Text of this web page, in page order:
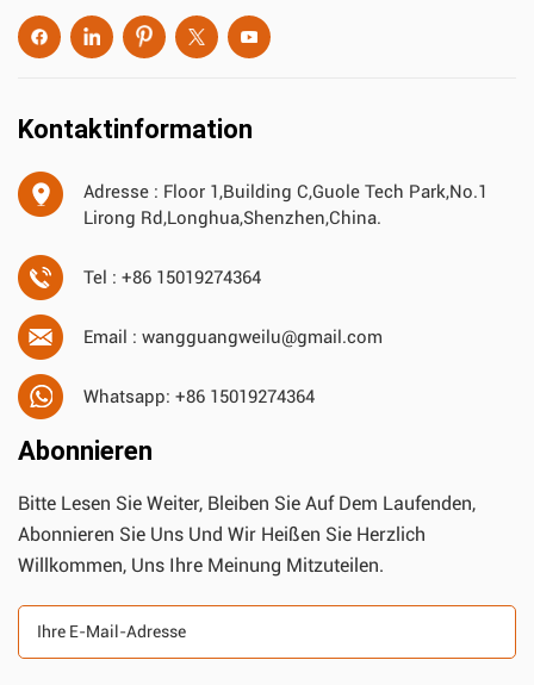
Kontaktinformation
Adresse : Floor 1,Building C,Guole Tech Park,No.1
Lirong Rd,Longhua,Shenzhen,China.
Tel : +86 15019274364
Email : wangguangweilu@gmail.com
Whatsapp: +86 15019274364
Abonnieren
Bitte Lesen Sie Weiter, Bleiben Sie Auf Dem Laufenden,
Abonnieren Sie Uns Und Wir Heißen Sie Herzlich
Willkommen, Uns Ihre Meinung Mitzuteilen.